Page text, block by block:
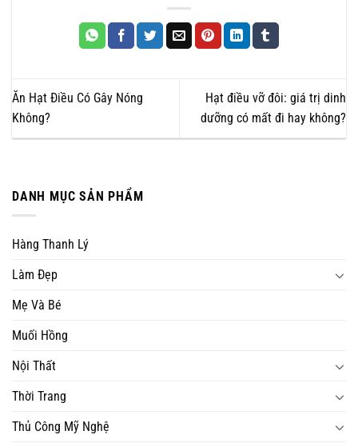
Ăn Hạt Điều Có Gây Nóng
Không?
Hạt điều vỡ đôi: giá trị dinh
dưỡng có mất đi hay không?
DANH MỤC SẢN PHẨM
Hàng Thanh Lý
Làm Đẹp
Mẹ Và Bé
Muối Hồng
Nội Thất
Thời Trang
Thủ Công Mỹ Nghệ